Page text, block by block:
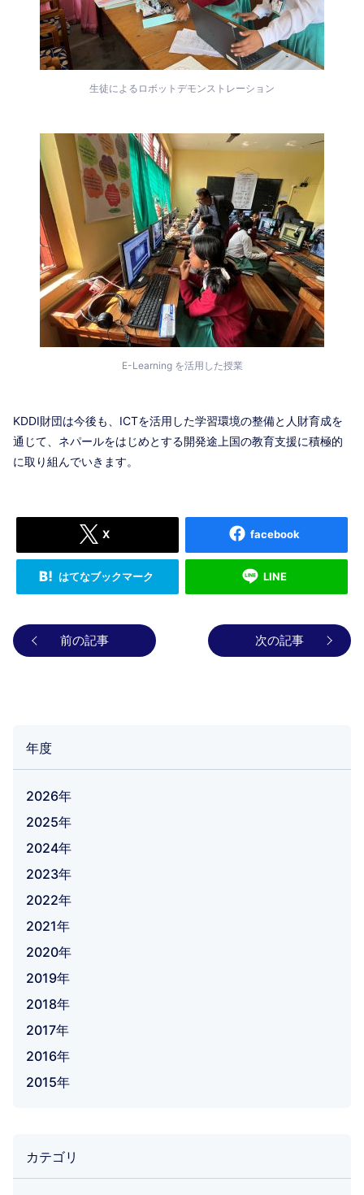
生徒によるロボットデモンストレーション
E-Learning を活用した授業
KDDI財団は今後も、ICTを活用した学習環境の整備と人財育成を
通じて、ネパールをはじめとする開発途上国の教育支援に積極的
に取り組んでいきます。
X facebook
はてなブックマーク LINE
前の記事 次の記事
年度
2026年
2025年
2024年
2023年
2022年
2021年
2020年
2019年
2018年
2017年
2016年
2015年
カテゴリ